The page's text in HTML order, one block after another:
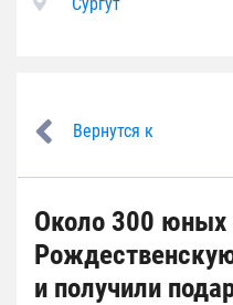
Вернутся к
Около 300 юных
и получили